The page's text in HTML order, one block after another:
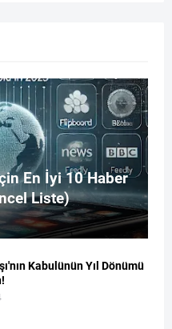
En İyi 10 Haber
Liste)
Kabulünün Yıl Dönümü